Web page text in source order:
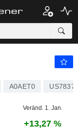
A0AET0
Veränd. 1. Jan.
+13,27 %